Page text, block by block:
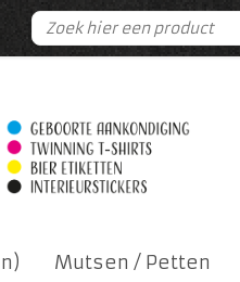
Mutsen / Petten